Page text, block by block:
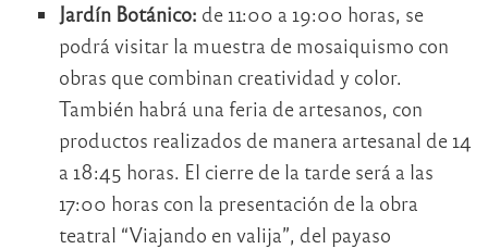
Jardín Botánico: de 11:00 a 19:00 horas, se
podrá visitar la muestra de mosaiquismo con
obras que combinan creatividad y color.
También habrá una feria de artesanos, con
productos realizados de manera artesanal de 14
a 18:45 horas. El cierre de la tarde será a las
17:00 horas con la presentación de la obra
teatral “Viajando en valija”, del payaso